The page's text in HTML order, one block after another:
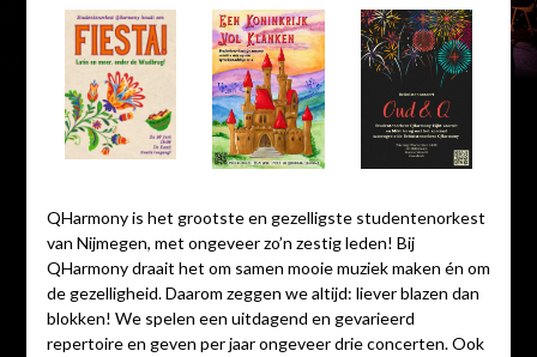
QHarmony is het grootste en gezelligste studentenorkest
van Nijmegen, met ongeveer zo’n zestig leden! Bij
QHarmony draait het om samen mooie muziek maken én om
de gezelligheid. Daarom zeggen we altijd: liever blazen dan
blokken! We spelen een uitdagend en gevarieerd
repertoire en geven per jaar ongeveer drie concerten. Ook